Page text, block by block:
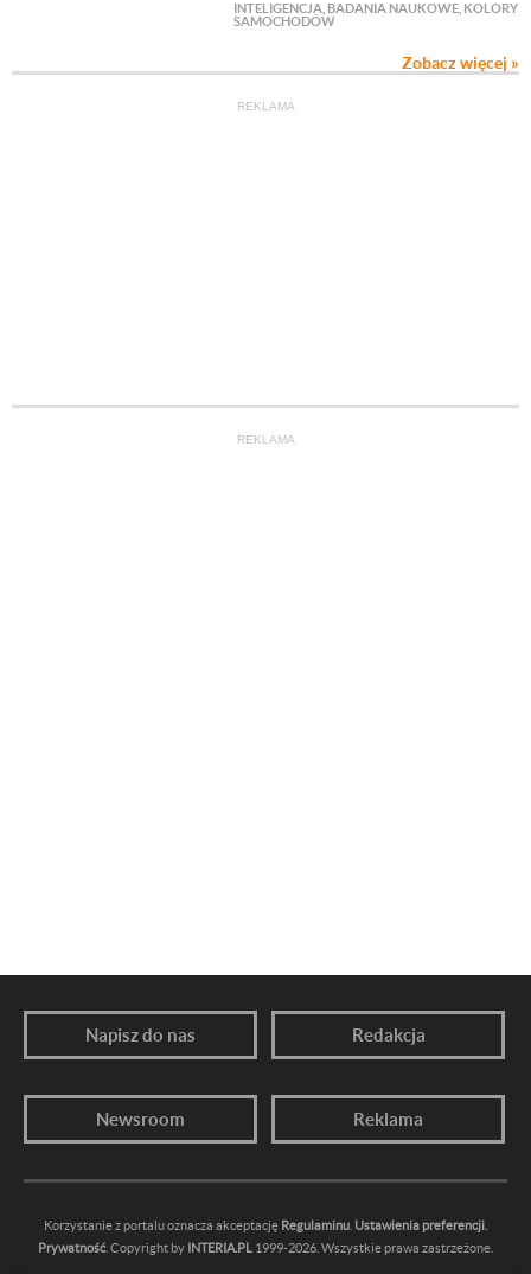
INTELIGENCJA BADANIA NAUKOWE, KOLORY
SAMOCHODÓW
Zobacz więcej »
REKLAMA
REKLAMA
Napisz do nas Redakcja
Newsroom Reklama
Korzystanie z portalu oznacza akceptację Regulaminu Ustawienia preferencji.
Prywatność. Copyright by INTERIA.PL 1999-2026. Wszystkie prawa zastrzeżone.